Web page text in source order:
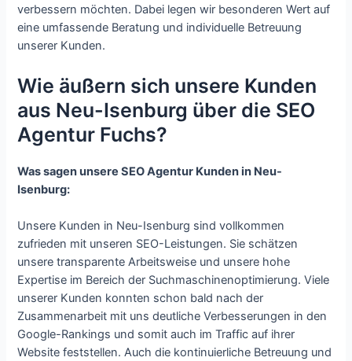
verbessern möchten. Dabei legen wir besonderen Wert auf
eine umfassende Beratung und individuelle Betreuung
unserer Kunden.
Wie äußern sich unsere Kunden
aus Neu-Isenburg über die SEO
Agentur Fuchs?
Was sagen unsere SEO Agentur Kunden in Neu-
Isenburg:
Unsere Kunden in Neu-Isenburg sind vollkommen
zufrieden mit unseren SEO-Leistungen. Sie schätzen
unsere transparente Arbeitsweise und unsere hohe
Expertise im Bereich der Suchmaschinenoptimierung. Viele
unserer Kunden konnten schon bald nach der
Zusammenarbeit mit uns deutliche Verbesserungen in den
Google-Rankings und somit auch im Traffic auf ihrer
Website feststellen. Auch die kontinuierliche Betreuung und